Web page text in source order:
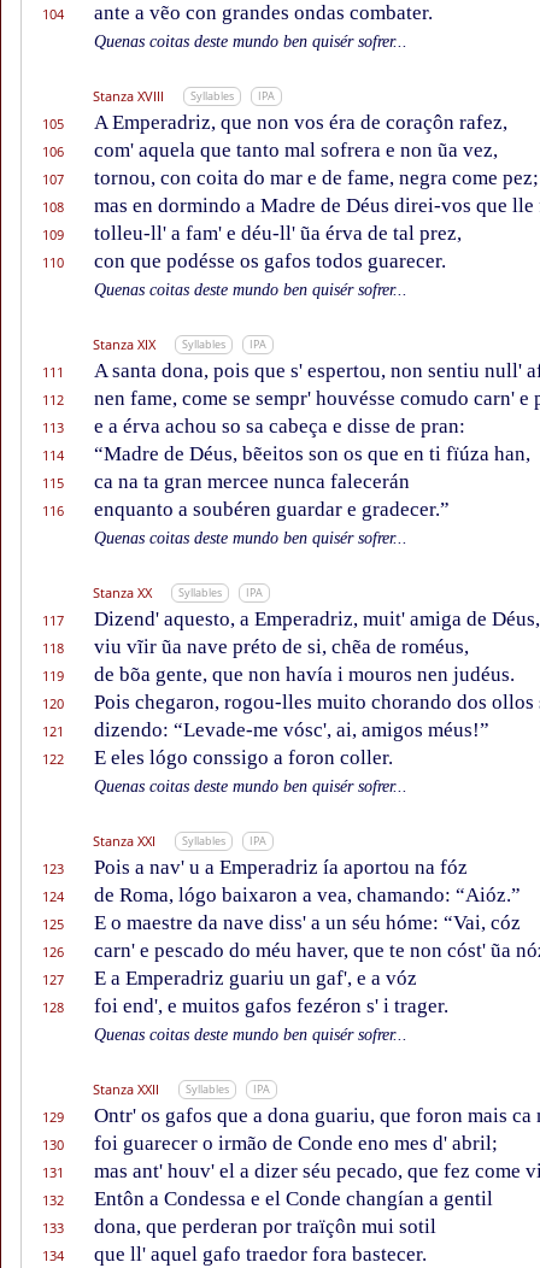
104 ante a vẽo con grandes ondas combater.
Quenas coitas deste mundo ben quisér sofrer...
Stanza XVIII Syllables IPA
105 A Emperadriz, que non vos éra de coraçôn rafez,
106 com' aquela que tanto mal sofrera e non ũa vez,
107 tornou, con coita do mar e de fame, negra come pez;
108 mas en dormindo a Madre de Déus direi-vos que lle
109 tolleu-ll' a fam' e déu-ll' ũa érva de tal prez,
110 con que podésse os gafos todos guarecer.
Quenas coitas deste mundo ben quisér sofrer...
Stanza XIX Syllables IPA
111 A santa dona, pois que s' espertou, non sentiu null'
112 nen fame, come se sempr' houvésse comudo carn' e
113 e a érva achou so sa cabeça e disse de pran:
114 “Madre de Déus, bẽeitos son os que en ti fïúza han,
115 ca na ta gran mercee nunca falecerán
116 enquanto a soubéren guardar e gradecer.”
Quenas coitas deste mundo ben quisér sofrer...
Stanza XX Syllables IPA
117 Dizend' aquesto, a Emperadriz, muit' amiga de Déus,
118 viu vĩir ũa nave préto de si, chẽa de roméus,
119 de bõa gente, que non havía i mouros nen judéus.
120 Pois chegaron, rogou-lles muito chorando dos ollos
121 dizendo: “Levade-me vósc', ai, amigos méus!”
122 E eles lógo conssigo a foron coller.
Quenas coitas deste mundo ben quisér sofrer...
Stanza XXI Syllables IPA
123 Pois a nav' u a Emperadriz ía aportou na fóz
124 de Roma, lógo baixaron a vea, chamando: “Aióz.”
125 E o maestre da nave diss' a un séu hóme: “Vai, cóz
126 carn' e pescado do méu haver, que te non cóst' ũa
127 E a Emperadriz guariu un gaf', e a vóz
128 foi end', e muitos gafos fezéron s' i trager.
Quenas coitas deste mundo ben quisér sofrer...
Stanza XXII Syllables IPA
129 Ontr' os gafos que a dona guariu, que foron mais ca
130 foi guarecer o irmão de Conde eno mes d' abril;
131 mas ant' houv' el a dizer séu pecado, que fez come
132 Entôn a Condessa e el Conde changían a gentil
133 dona, que perderan por traïçôn mui sotil
134 que ll' aquel gafo traedor fora bastecer.